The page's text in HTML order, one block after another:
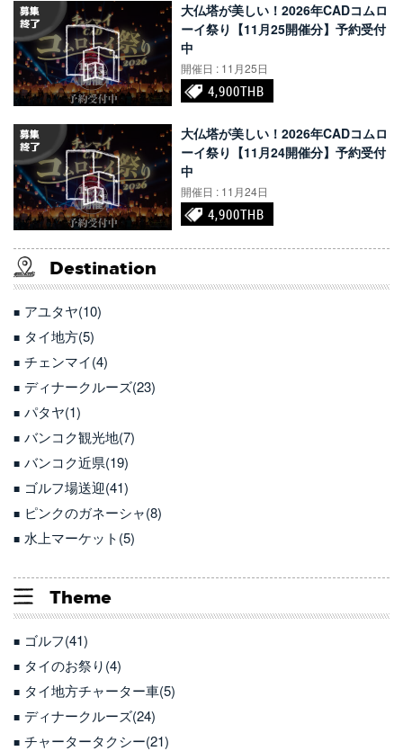
大仏塔が美しい！2026年CADコムロ
ーイ祭り【11月25開催分】予約受付
中
開催日 : 11月25日
4,900THB
大仏塔が美しい！2026年CADコムロ
ーイ祭り【11月24開催分】予約受付
中
開催日 : 11月24日
4,900THB
Destination
アユタヤ(10)
タイ地方(5)
チェンマイ(4)
ディナークルーズ(23)
パタヤ(1)
バンコク観光地(7)
バンコク近県(19)
ゴルフ場送迎(41)
ピンクのガネーシャ(8)
水上マーケット(5)
Theme
ゴルフ(41)
タイのお祭り(4)
タイ地方チャーター車(5)
ディナークルーズ(24)
チャータータクシー(21)